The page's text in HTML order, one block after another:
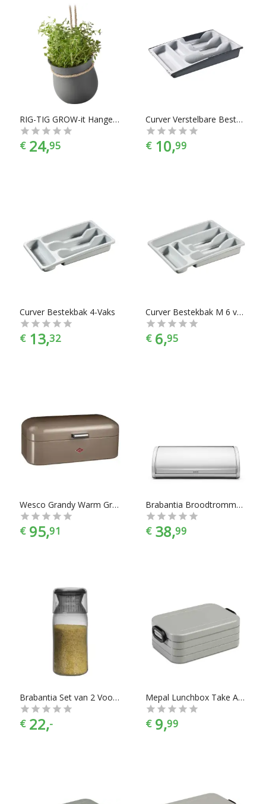
RIG-TIG GROW-it Hangende Kruidenpot - grijs
€ 24,95
Curver Verstelbare Bestekbak 6-Vaks
€ 10,99
Curver Bestekbak 4-Vaks
€ 13,32
Curver Bestekbak M 6 vakken
€ 6,95
Wesco Grandy Warm Grey
€ 95,91
Brabantia Broodtrommel met Schuifdeksel - Metallic Grey
€ 38,99
Brabantia Set van 2 Voorraadbussen met maatbeker - 1,3 l - Dark Grey
€ 22,-
Mepal Lunchbox Take A Break Midi - Zilver
€ 9,99